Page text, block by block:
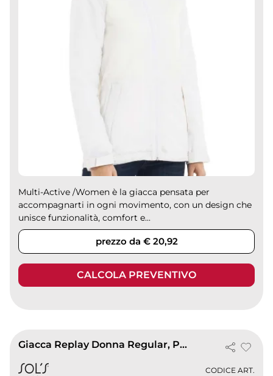
Multi-Active /Women è la giacca pensata per
accompagnarti in ogni movimento, con un design che
unisce funzionalità, comfort e...
prezzo da € 20,92
CALCOLA PREVENTIVO
Giacca Replay Donna Regular, Poliestere, Cappuccio
CODICE ART.